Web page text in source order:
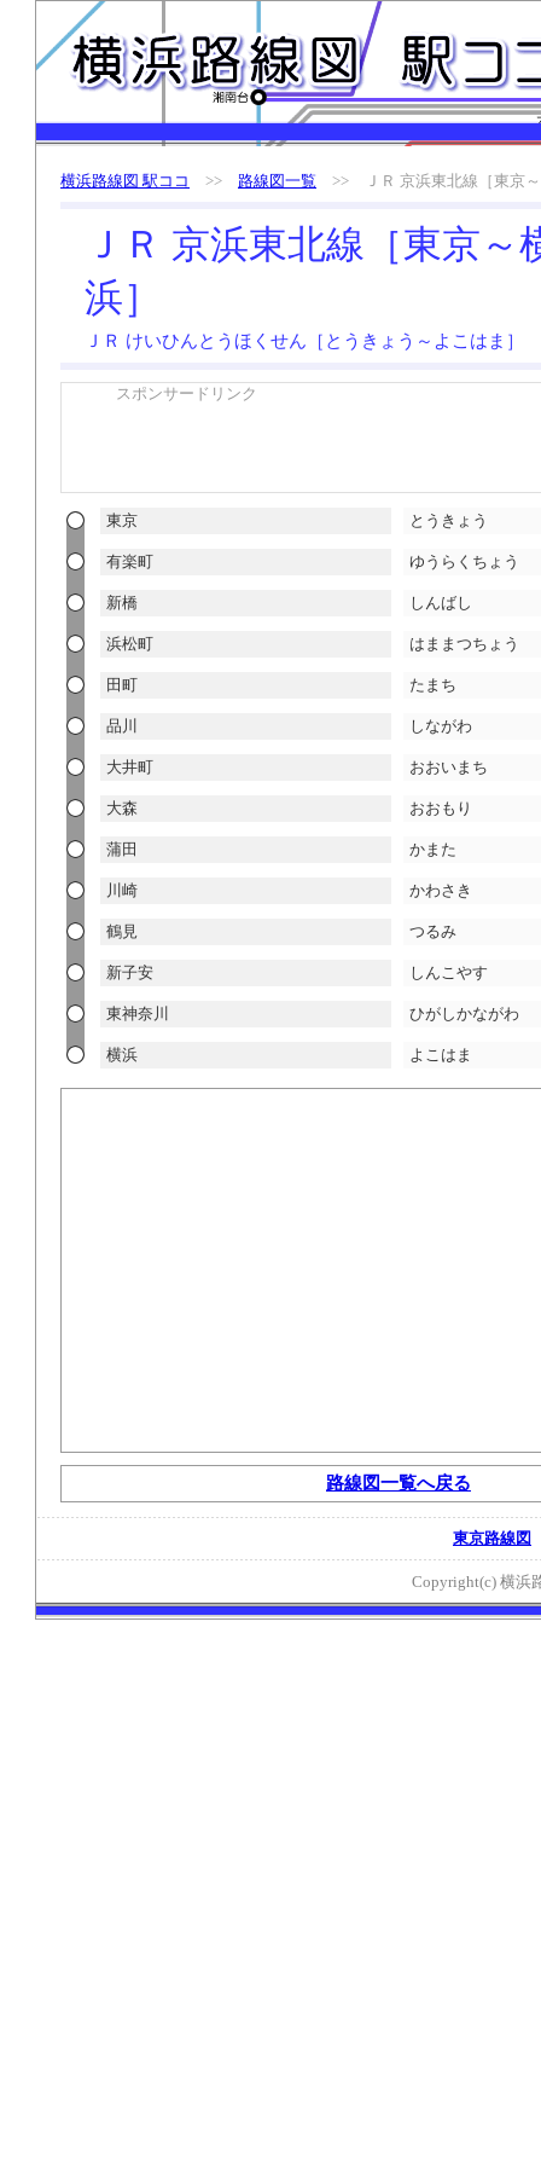
横浜路線図 駅ココ >> 路線図一覧 >> ＪＲ 京浜東北線［東京～
ＪＲ 京浜東北線［東京～
浜］
ＪＲ けいひんとうほくせん［とうきょう～よこはま］
スポンサードリンク
東京 とうきょう
有楽町 ゆうらくちょう
新橋 しんばし
浜松町 はままつちょう
田町 たまち
品川 しながわ
大井町 おおいまち
大森 おおもり
蒲田 かまた
川崎 かわさき
鶴見 つるみ
新子安 しんこやす
東神奈川 ひがしかながわ
横浜 よこはま
路線図一覧へ戻る
東京路線図
Copyright(c) 横浜